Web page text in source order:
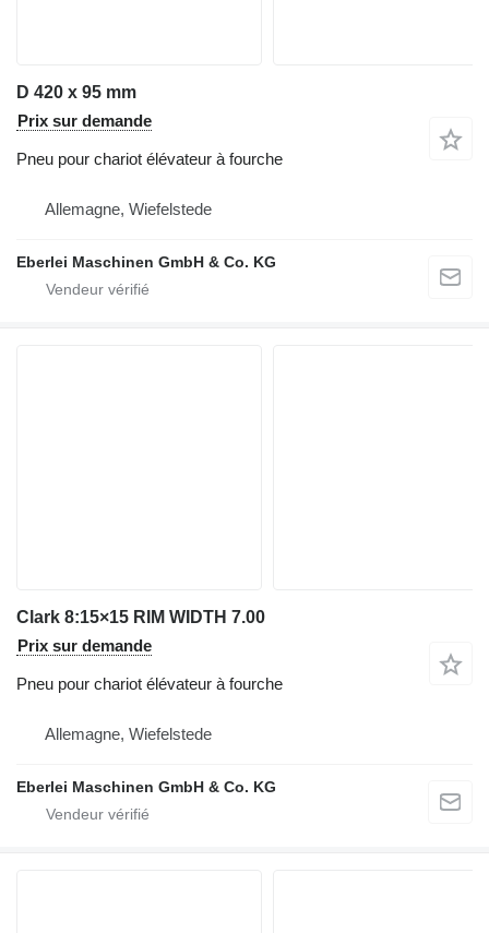
D 420 x 95 mm
Prix sur demande
Pneu pour chariot élévateur à fourche
Allemagne, Wiefelstede
Eberlei Maschinen GmbH & Co. KG
Clark 8:15×15 RIM WIDTH 7.00
Prix sur demande
Pneu pour chariot élévateur à fourche
Allemagne, Wiefelstede
Eberlei Maschinen GmbH & Co. KG